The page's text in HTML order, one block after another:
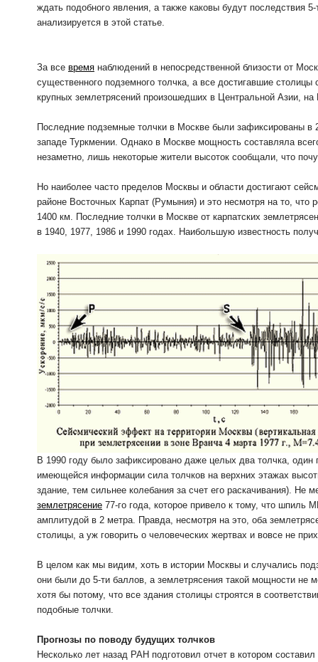
ждать подобного явления, а также каковы будут последствия
анализируется в этой статье.
За все время наблюдений в непосредственной близости от
существенного подземного толчка, а все достигавшие
крупных землетрясений произошедших в Центральной Азии,
Последние подземные толчки в Москве были зафиксированы в
западе Туркмении. Однако в Москве мощность составляла
незаметно, лишь некоторые жители высоток сообщали, что
Но наиболее часто пределов Москвы и области достигают
районе Восточных Карпат (Румыния) и это несмотря на то, что
1400 км. Последние толчки в Москве от карпатских
в 1940, 1977, 1986 и 1990 годах. Наибольшую известность
В 1990 году было зафиксировано даже целых два толчка, один
имеющейся информации сила толчков на верхних этажах
здание, тем сильнее колебания за счет его раскачивания). Не
землетрясение 77-го года, которое привело к тому, что шпиль
амплитудой в 2 метра. Правда, несмотря на это, оба
столицы, а уж говорить о человеческих жертвах и вовсе не
В целом как мы видим, хоть в истории Москвы и случались
они были до 5-ти баллов, а землетрясения такой мощности не
хотя бы потому, что все здания столицы строятся в
подобные толчки.
Прогнозы по поводу будущих толчков
Несколько лет назад РАН подготовил отчет в котором